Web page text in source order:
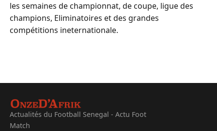
les semaines de championnat, de coupe, ligue des
champions, Eliminatoires et des grandes
compétitions ineternationale.
Actualités du Football Senegal - Actu Foot
Match